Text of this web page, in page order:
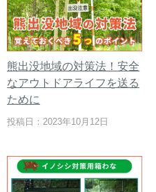
熊出没地域の対策法！安全
なアウトドアライフを送る
ために
投稿日：2023年10月12日